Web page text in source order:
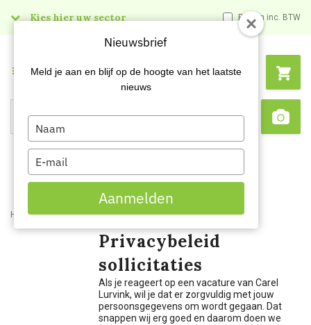
Kies hier uw sector Prijzen inc. BTW
Search
Menu
Home Privacy Sollicitatie
Privacybeleid
sollicitaties
Als je reageert op een vacature van Carel
Lurvink, wil je dat er zorgvuldig met jouw
persoonsgegevens om wordt gegaan. Dat
snappen wij erg goed en daarom doen we
Nieuwsbrief
Meld je aan en blijf op de hoogte van het laatste
nieuws
Type
your
name
Type
your
email
Aanmelden